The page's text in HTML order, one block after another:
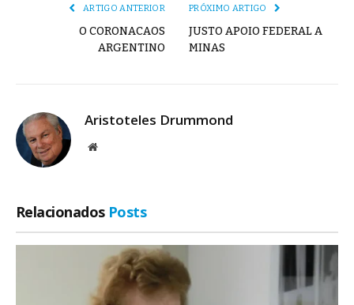
ARTIGO ANTERIOR
O CORONACAOS
ARGENTINO
PRÓXIMO ARTIGO
JUSTO APOIO FEDERAL A
MINAS
Aristoteles Drummond
Site
Relacionados Posts